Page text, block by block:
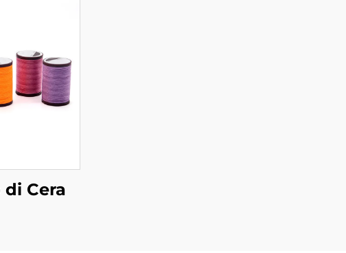
di Cera